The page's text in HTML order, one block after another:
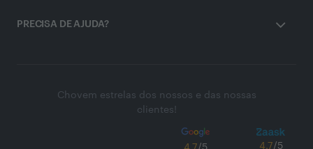
PRECISA DE AJUDA?
Chovem estrelas dos nossos e das nossas
clientes!
4.7/5